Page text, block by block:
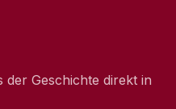
der Geschichte direkt in